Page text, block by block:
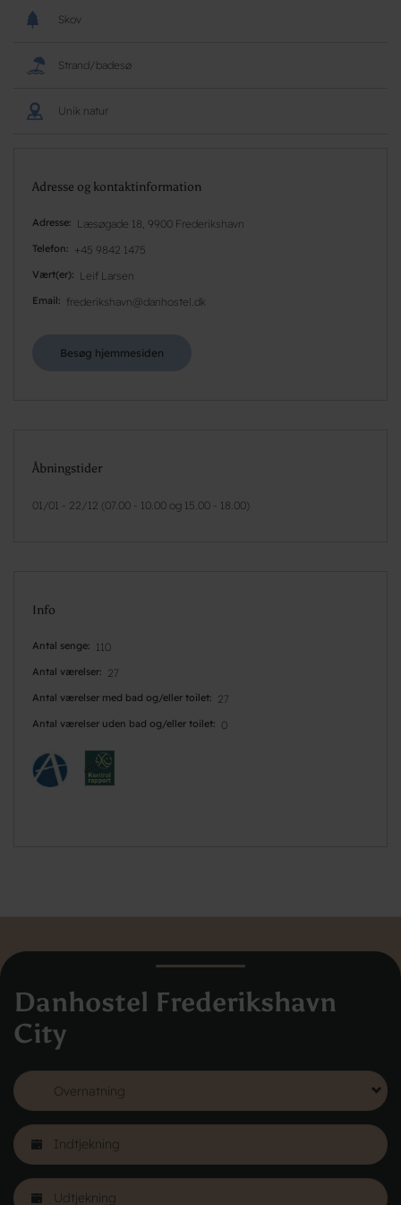
Danhostel Frederikshavn
City
Skov
Strand/badesø
Unik natur
Adresse og kontaktinformation
Adresse Læsøgade 18, 9900 Frederikshavn
Telefon +45 9842 1475
Vært(er) Leif Larsen
Email frederikshavn@danhostel.dk
Besøg hjemmesiden
Åbningstider
01/01 - 22/12 (07.00 - 10.00 og 15.00 - 18.00)
Info
Antal senge 110
Antal værelser 27
Antal værelser med bad og/eller toilet 27
Antal værelser uden bad og/eller toilet 0
Danhostel Danmarks Vandrerhjem
Vodroffsvej 32
1900 Frederiksberg
Book Hostels i udlandet
Om Danhostel